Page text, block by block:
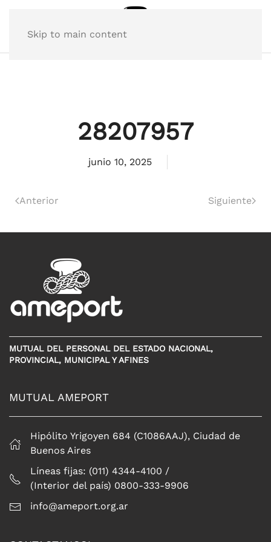
Skip to main content
28207957
junio 10, 2025
Anterior Siguiente
MUTUAL DEL PERSONAL DEL ESTADO NACIONAL,
PROVINCIAL, MUNICIPAL Y AFINES
MUTUAL AMEPORT
Hipólito Yrigoyen 684 (C1086AAJ), Ciudad de
Buenos Aires
Líneas fijas: (011) 4344-4100 /
(Interior del país) 0800-333-9906
info@ameport.org.ar